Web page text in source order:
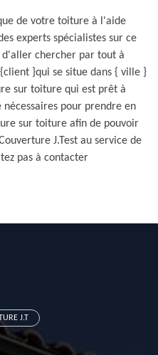
de votre toiture à l'aide
experts spécialistes sur ce
d'aller chercher par tout à
}qui se situe dans { ville }
sur toiture qui est prêt à
pour prendre en
sur toiture afin de pouvoir
J.Test au service de
pas à contacter
J.T